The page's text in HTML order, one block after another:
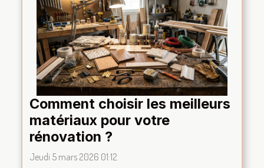
Comment choisir les meilleurs
matériaux pour votre
rénovation ?
Jeudi 5 mars 2026 01:12